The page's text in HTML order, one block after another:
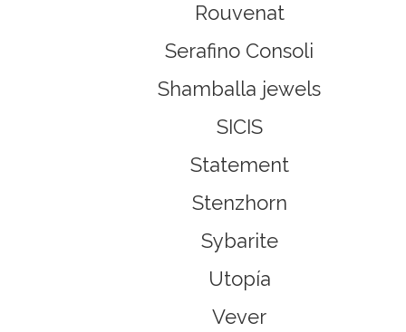
Rouvenat
Serafino Consoli
Shamballa jewels
SICIS
Statement
Stenzhorn
Sybarite
Utopía
Vever